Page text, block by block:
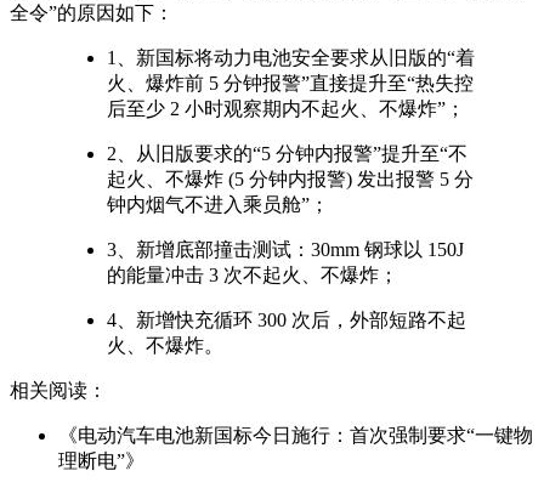
全令”的原因如下：
1、新国标将动力电池安全要求从旧版的“着
火、爆炸前 5 分钟报警”直接提升至“热失控
后至少 2 小时观察期内不起火、不爆炸”；
2、从旧版要求的“5 分钟内报警”提升至“不
起火、不爆炸 (5 分钟内报警) 发出报警 5 分
钟内烟气不进入乘员舱”；
3、新增底部撞击测试：30mm 钢球以 150J
的能量冲击 3 次不起火、不爆炸；
4、新增快充循环 300 次后，外部短路不起
火、不爆炸。
相关阅读：
《电动汽车电池新国标今日施行：首次强制要求“一键物
理断电”》